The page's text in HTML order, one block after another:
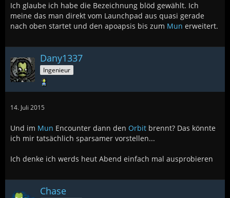
Ich glaube ich habe die Bezeichnung blöd gewählt. Ich
meine das man direkt vom Launchpad aus quasi gerade
nach oben startet und den apoapsis bis zum Mun erweitert.
Dany1337
Ingenieur
14. Juli 2015
Und im Mun Encounter dann den Orbit brennt? Das könnte
ich mir tatsächlich sparsamer vorstellen...
Ich denke ich werds heut Abend einfach mal ausprobieren
Chase